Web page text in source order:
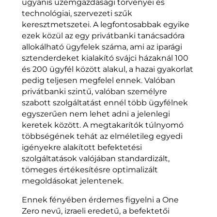
ugyanis üzemgazdasági törvényei és
technológiai, szervezeti szűk
keresztmetszetei. A legfontosabbak egyike
ezek közül az egy privátbanki tanácsadóra
allokálható ügyfelek száma, ami az iparági
sztenderdeket kialakító svájci házaknál 100
és 200 ügyfél között alakul, a hazai gyakorlat
pedig teljesen megfelel ennek. Valóban
privátbanki szintű, valóban személyre
szabott szolgáltatást ennél több ügyfélnek
egyszerűen nem lehet adni a jelenlegi
keretek között. A megtakarítók túlnyomó
többségének tehát az elméletileg egyedi
igényekre alakított befektetési
szolgáltatások valójában standardizált,
tömeges értékesítésre optimalizált
megoldásokat jelentenek.
Ennek fényében érdemes figyelni a One
Zero nevű, izraeli eredetű, a befektetői